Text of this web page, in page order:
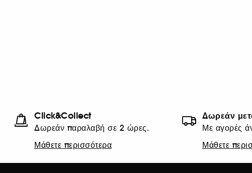
Click&Collect
Δωρεάν παραλαβή σε 2 ώρες.
Μάθετε περισσότερα
Δωρεάν
Με αγορές
Μάθετε